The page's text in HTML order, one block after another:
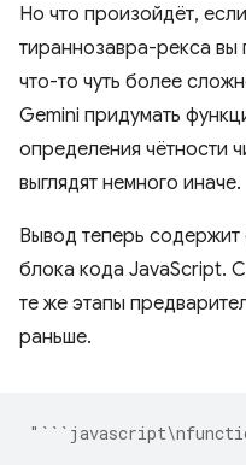
Но что произойдёт,
тираннозавра-рекса вы
что-то чуть более
Gemini придумать
определения чётности
выглядят немного иначе.
Вывод теперь
блока кода JavaScript.
те же этапы
раньше.